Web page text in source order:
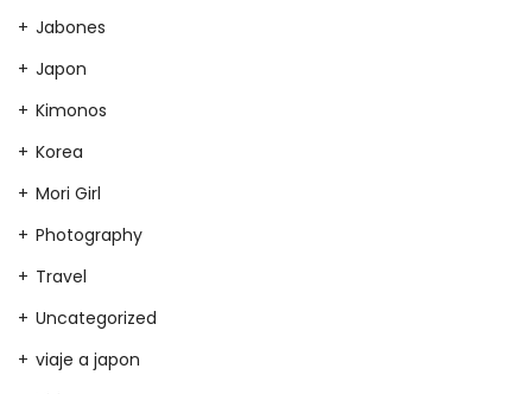
Jabones
Japon
Kimonos
Korea
Mori Girl
Photography
Travel
Uncategorized
viaje a japon